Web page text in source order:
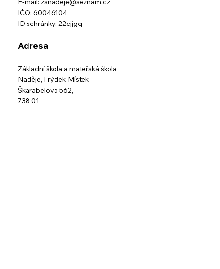
E-mail: zsnadeje@seznam.cz
IČO: 60046104
ID schránky: 22cjjgq
Adresa
Základní škola a mateřská škola
Naděje, Frýdek-Místek
Škarabelova 562,
738 01